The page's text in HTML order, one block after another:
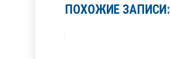
ПОХОЖИЕ ЗАПИСИ: